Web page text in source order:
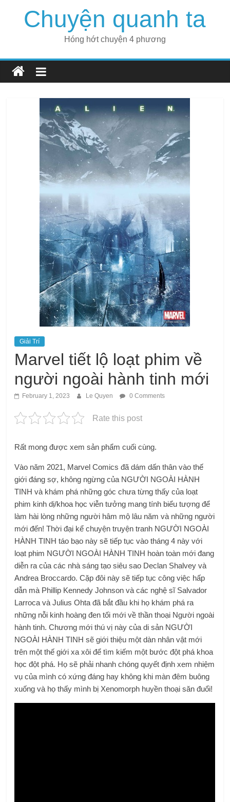
Chuyện quanh ta
Hóng hớt chuyện 4 phương
Giải Trí
Marvel tiết lộ loạt phim về
người ngoài hành tinh mới
February 1, 2023 Le Quyen 0 Comments
Rate this post
Rất mong được xem sản phẩm cuối cùng.
Vào năm 2021, Marvel Comics đã dám dấn thân vào thế
giới đáng sợ, không ngừng của NGƯỜI NGOÀI HÀNH
TINH và khám phá những góc chưa từng thấy của loạt
phim kinh dị/khoa học viễn tưởng mang tính biểu tượng để
làm hài lòng những người hâm mộ lâu năm và những người
mới đến! Thời đại kể chuyện truyện tranh NGƯỜI NGOÀI
HÀNH TINH táo bạo này sẽ tiếp tục vào tháng 4 này với
loạt phim NGƯỜI NGOÀI HÀNH TINH hoàn toàn mới đang
diễn ra của các nhà sáng tạo siêu sao Declan Shalvey và
Andrea Broccardo. Cặp đôi này sẽ tiếp tục công việc hấp
dẫn mà Phillip Kennedy Johnson và các nghệ sĩ Salvador
Larroca và Julius Ohta đã bắt đầu khi họ khám phá ra
những nỗi kinh hoàng đen tối mới về thần thoại Người ngoài
hành tinh. Chương mới thú vị này của di sản NGƯỜI
NGOÀI HÀNH TINH sẽ giới thiệu một dàn nhân vật mới
trên một thế giới xa xôi để tìm kiếm một bước đột phá khoa
học đột phá. Họ sẽ phải nhanh chóng quyết định xem nhiệm
vụ của mình có xứng đáng hay không khi màn đêm buông
xuống và họ thấy mình bị Xenomorph huyền thoại săn đuổi!